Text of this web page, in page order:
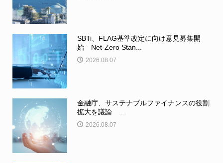
SBTi、FLAG基準改定に向け意見募集開
始 Net-Zero Stan...
2026.08.07
金融庁、サステナブルファイナンスの役割
拡大を議論 ...
2026.08.07